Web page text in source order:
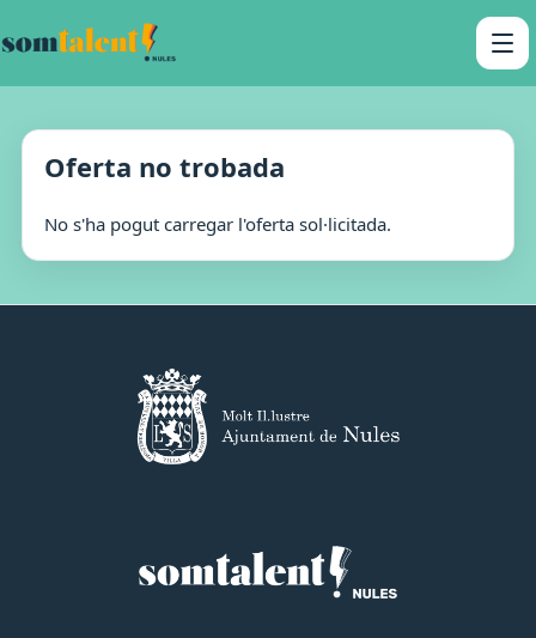
Oferta no trobada
No s'ha pogut carregar l'oferta sol·licitada.